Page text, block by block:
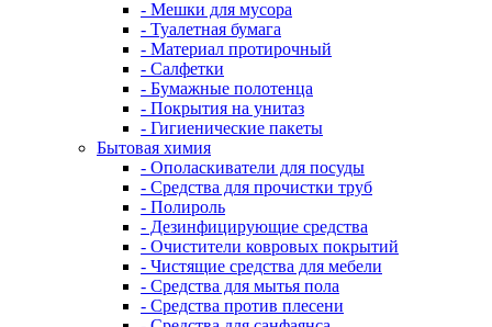
- Мешки для мусора
- Туалетная бумага
- Материал протирочный
- Салфетки
- Бумажные полотенца
- Покрытия на унитаз
- Гигиенические пакеты
Бытовая химия
- Ополаскиватели для посуды
- Средства для прочистки труб
- Полироль
- Дезинфицирующие средства
- Очистители ковровых покрытий
- Чистящие средства для мебели
- Средства для мытья пола
- Средства против плесени